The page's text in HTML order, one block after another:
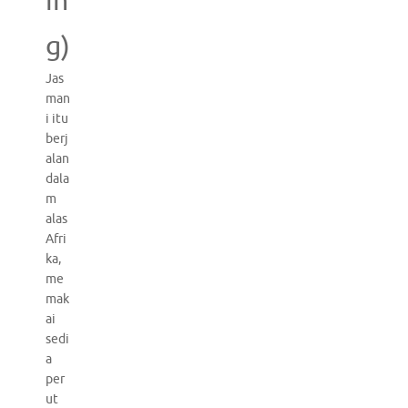
g)
Jas
man
i itu
berj
alan
dala
m
alas
Afri
ka,
me
mak
ai
sedi
a
per
ut